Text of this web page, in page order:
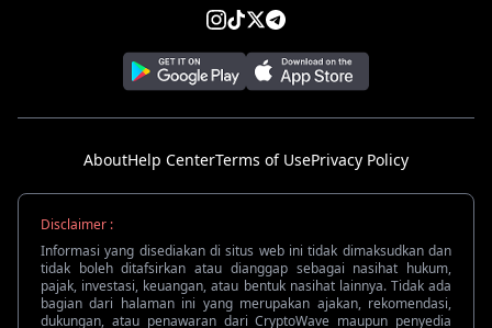
AboutHelp CenterTerms of UsePrivacy Policy
Disclaimer :
Informasi yang disediakan di situs web ini tidak dimaksudkan dan
tidak boleh ditafsirkan atau dianggap sebagai nasihat hukum,
pajak, investasi, keuangan, atau bentuk nasihat lainnya. Tidak ada
bagian dari halaman ini yang merupakan ajakan, rekomendasi,
dukungan, atau penawaran dari CryptoWave maupun penyedia